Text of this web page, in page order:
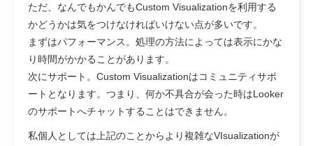
ただ、なんでもかんでもCustom Visualizationを利用する
かどうかは気をつけなければいけない点が多いです。
まずはパフォーマンス。処理の方法によっては表示にかな
り時間がかかることがあります。
次にサポート。Custom Visualizationはコミュニティサポ
ートとなります。つまり、何か不具合が会った時はLooker
のサポートへチャットすることはできません。
私個人としては上記のことからより複雑なVIsualizationが